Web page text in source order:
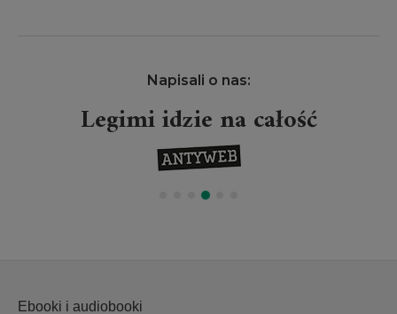
Napisali o nas:
Legimi idzie na całość
Ebooki i audiobooki